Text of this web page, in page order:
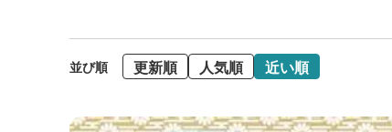
並び順 更新順 人気順 近い順